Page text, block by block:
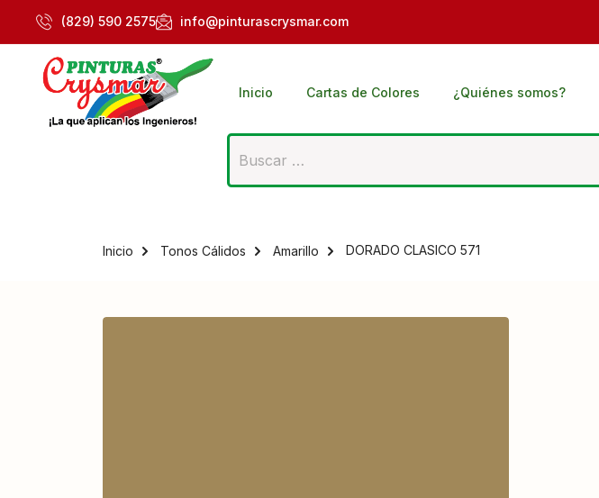
(829) 590 2575 info@pinturascrysmar.com
Inicio Cartas de Colores ¿Quiénes somos?
Inicio Tonos Cálidos Amarillo DORADO CLASICO 571